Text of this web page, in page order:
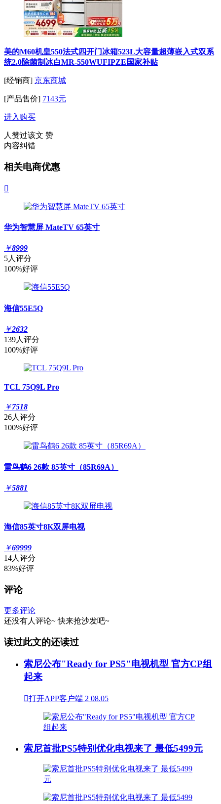
美的M60机皇550法式四开门冰箱523L大容量超薄嵌入式双系
统2.0除菌制冰白MR-550WUFIPZE国家补贴
[经销商] 京东商城
[产品售价] 7143元
进入购买
人赞过该文 赞
内容纠错
相关电商优惠

华为智慧屏 MateTV 65英寸
￥8999
5人评分
100%好评
海信55E5Q
￥2632
139人评分
100%好评
TCL 75Q9L Pro
￥7518
26人评分
100%好评
雷鸟鹤6 26款 85英寸（85R69A）
￥5881
海信85英寸8K双屏电视
￥69999
14人评分
83%好评
评论
更多评论
还没有人评论~ 快来抢沙发吧~
读过此文的还读过
索尼公布"Ready for PS5"电视机型 官方CP组
起来
打开APP客户端 2 08.05
索尼首批PS5特别优化电视来了 最低5499元